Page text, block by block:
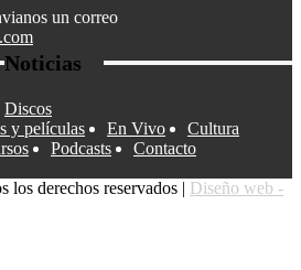
un correo
Noticias
Discos
y películas
En Vivo
Cultura
Podcasts
Contacto
derechos reservados | Diseño web -